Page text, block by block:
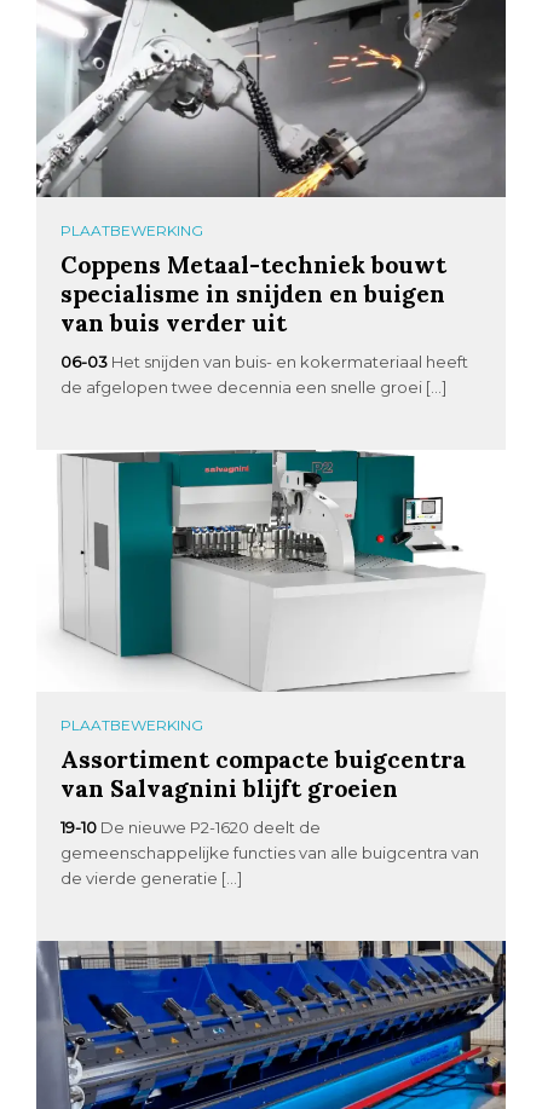
PLAATBEWERKING
Coppens Metaal-techniek bouwt
specialisme in snijden en buigen
van buis verder uit
06-03 Het snijden van buis- en kokermateriaal heeft
de afgelopen twee decennia een snelle groei […]
PLAATBEWERKING
Assortiment compacte buigcentra
van Salvagnini blijft groeien
19-10 De nieuwe P2-1620 deelt de
gemeenschappelijke functies van alle buigcentra van
de vierde generatie […]